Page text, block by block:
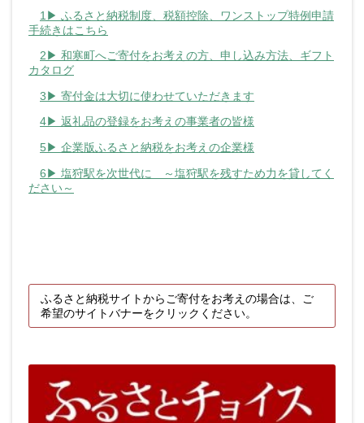
1▶ ふるさと納税制度、税額控除、ワンストップ特例申請
手続きはこちら
2▶ 和寒町へご寄付をお考えの方、申し込み方法、ギフト
カタログ
3▶ 寄付金は大切に使わせていただきます
4▶ 返礼品の登録をお考えの事業者の皆様
5▶ 企業版ふるさと納税をお考えの企業様
6▶ 塩狩駅を次世代に ～塩狩駅を残すため力を貸してく
ださい～
ふるさと納税サイトからご寄付をお考えの場合は、ご
希望のサイトバナーをクリックください。